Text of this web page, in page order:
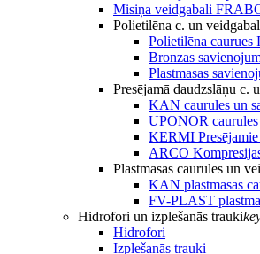
Misiņa veidgabali
Polietilēna c. un
Polietilēna caurues
Bronzas
Plastmasas
Presējamā daudzslāņu c.
KAN caurules un
UPONOR
KERMI
ARCO
Plastmasas caurules un
KAN plastmasas
FV-PLAST
Hidrofori un izplešanās trauki
Hidrofori
Izplešanās trauki